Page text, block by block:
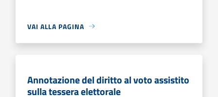
VAI ALLA PAGINA
Annotazione del diritto al voto assistito
sulla tessera elettorale